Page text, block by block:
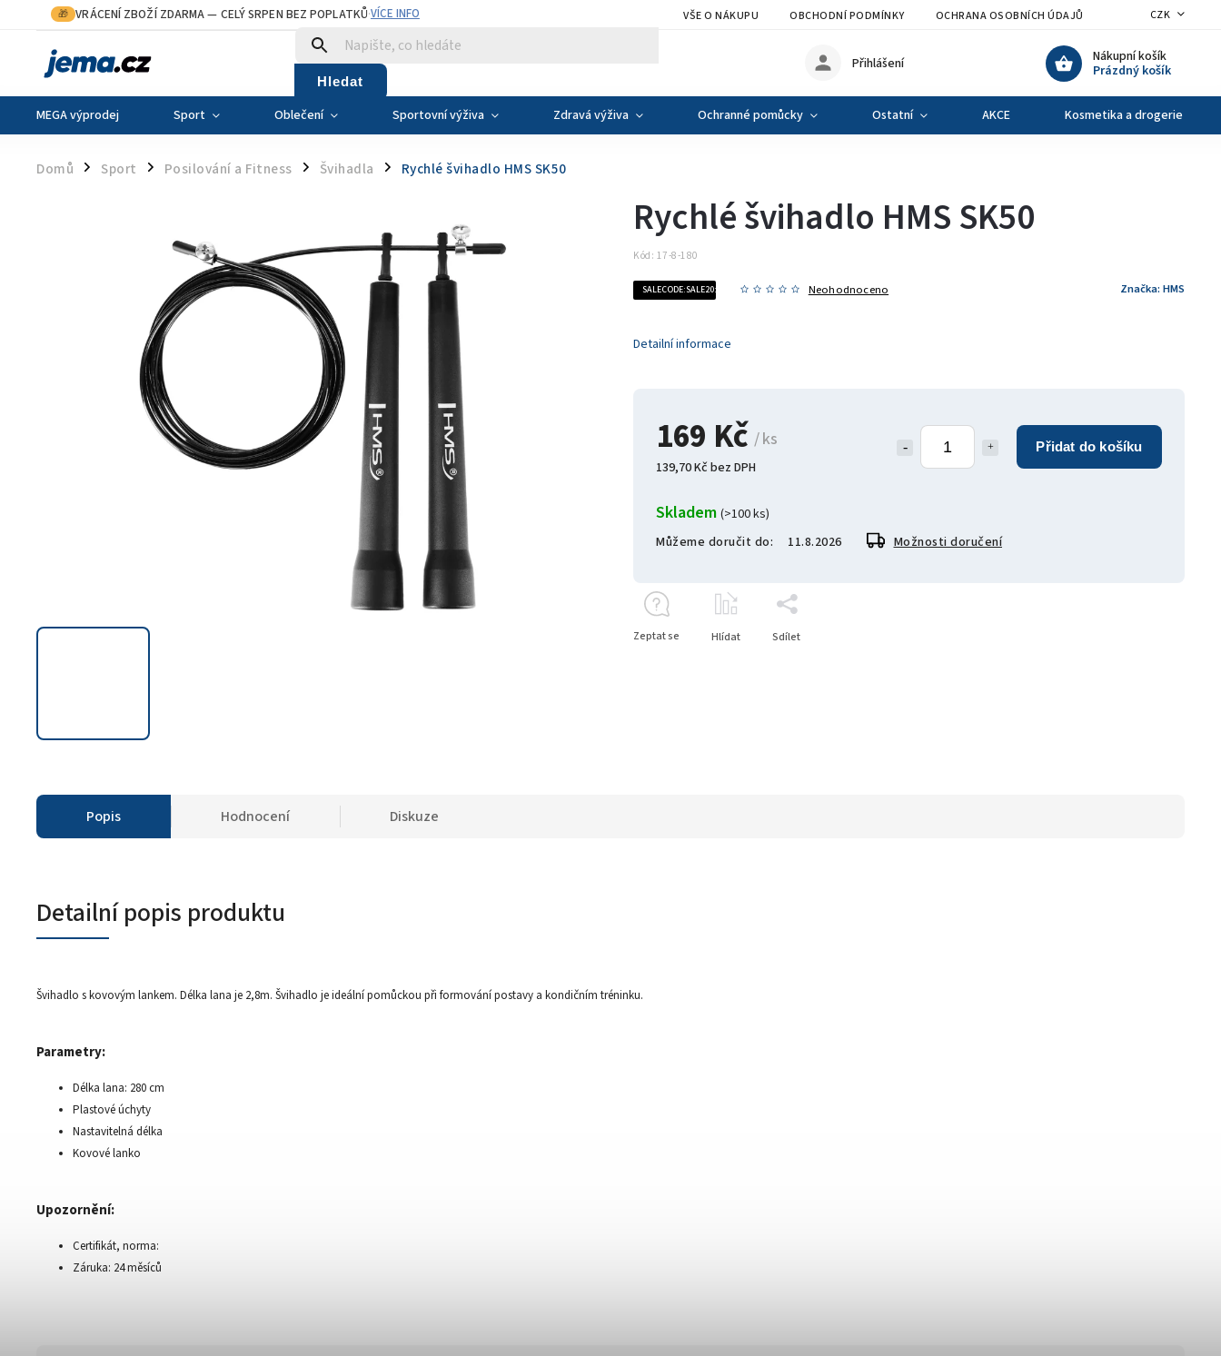
🎁 VRÁCENÍ ZBOŽÍ ZDARMA— CELÝ SRPEN BEZ POPLATKŮ·VÍCE INFO VŠE O NÁKUPU OBCHODNÍ PODMÍNKY OCHRANA OSOBNÍCH ÚDAJŮ VÝMĚNA A VRÁCENÍ
CZK
Hledat
Nákupní košík
Prázdný košík
Přihlášení
MEGA výprodej Sport Oblečení Sportovní výživa Zdravá výživa Ochranné pomůcky Ostatní AKCE Kosmetika a drogerie
Domů / Sport / Posilování a Fitness / Švihadla / Rychlé švihadlo HMS SK50
169 Kč / ks
139,70 Kč bez DPH
Přidat do košíku
Skladem (>100 ks)
Můžeme doručit do:
11.8.2026 Možnosti doručení
Rychlé švihadlo HMS SK50
Kód: 17-8-180
SALECODE:SALE20:20:% Neohodnoceno Značka: HMS
Detailní informace
Zeptat se Hlídat Sdílet
Popis Hodnocení Diskuze
Detailní popis produktu
Švihadlo s kovovým lankem. Délka lana je 2,8m. Švihadlo je ideální pomůckou při formování postavy a kondičním tréninku.
Parametry:
Délka lana: 280 cm
Plastové úchyty
Nastavitelná délka
Kovové lanko
Upozornění:
Certifikát, norma:
Záruka: 24 měsíců